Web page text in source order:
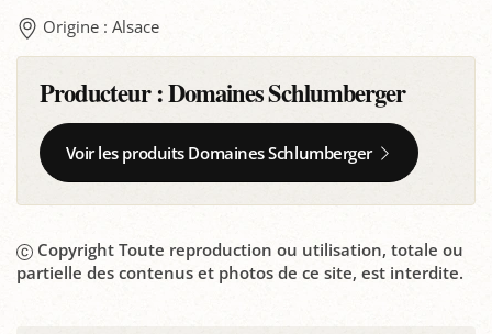
Origine : Alsace
Producteur :Domaines Schlumberger
Voir les produits Domaines Schlumberger
Copyright Toute reproduction ou utilisation, totale ou
partielle des contenus et photos de ce site, est interdite.